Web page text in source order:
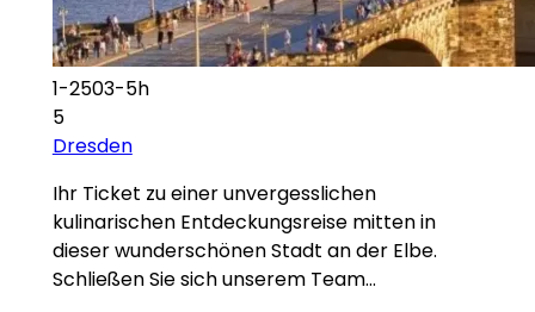
1-2503-5h
5
Dresden
Ihr Ticket zu einer unvergesslichen
kulinarischen Entdeckungsreise mitten in
dieser wunderschönen Stadt an der Elbe.
Schließen Sie sich unserem Team…